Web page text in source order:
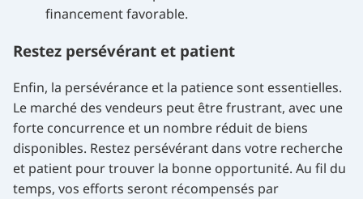
financement favorable.
Restez persévérant et patient
Enfin, la persévérance et la patience sont essentielles.
Le marché des vendeurs peut être frustrant, avec une
forte concurrence et un nombre réduit de biens
disponibles. Restez persévérant dans votre recherche
et patient pour trouver la bonne opportunité. Au fil du
temps, vos efforts seront récompensés par